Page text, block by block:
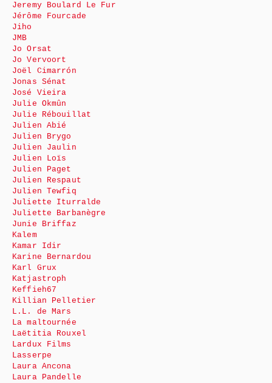
Jeremy Boulard Le Fur
Jérôme Fourcade
Jiho
JMB
Jo Orsat
Jo Vervoort
Joël Cimarrón
Jonas Sénat
José Vieira
Julie Okmûn
Julie Rébouillat
Julien Abié
Julien Brygo
Julien Jaulin
Julien Loïs
Julien Paget
Julien Respaut
Julien Tewfiq
Juliette Iturralde
Juliette Barbanègre
Junie Briffaz
Kalem
Kamar Idir
Karine Bernardou
Karl Grux
Katjastroph
Keffieh67
Killian Pelletier
L.L. de Mars
La maltournée
Laëtitia Rouxel
Lardux Films
Lasserpe
Laura Ancona
Laura Pandelle